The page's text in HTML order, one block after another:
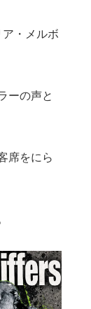
・メルボ
ーの声と
席をにら